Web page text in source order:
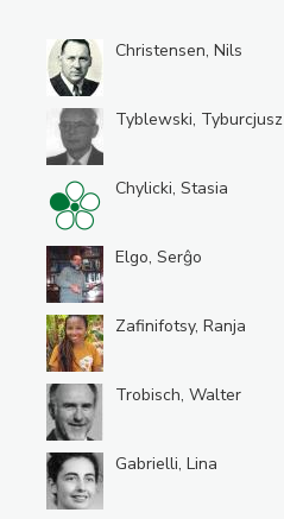
Christensen, Nils
Tyblewski, Tyburcjusz
Chylicki, Stasia
Elgo, Serĝo
Zafinifotsy, Ranja
Trobisch, Walter
Gabrielli, Lina